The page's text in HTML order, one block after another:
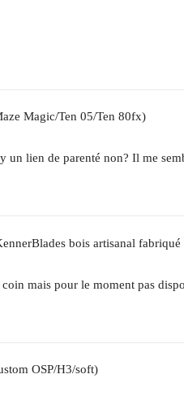
Magic/Ten 05/Ten 80fx)
un lien de parenté non? Il me
bois artisanal fabriqué
coin mais pour le moment pas
OSP/H3/soft)